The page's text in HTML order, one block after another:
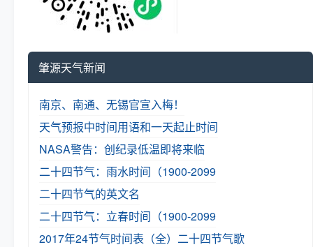
肇源天气新闻
南京、南通、无锡官宣入梅！
天气预报中时间用语和一天起止时间
NASA警告：创纪录低温即将来临
二十四节气：雨水时间（1900-2099
二十四节气的英文名
二十四节气：立春时间（1900-2099
2017年24节气时间表（全） 二十四节气歌